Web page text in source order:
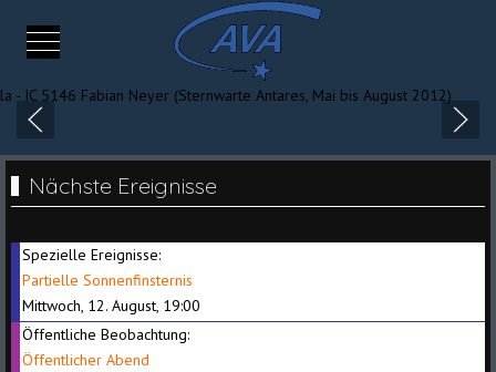
Mobile Menu Toggle
Nächste Ereignisse
Spezielle Ereignisse:
Partielle Sonnenfinsternis
Mittwoch, 12. August, 19:00
Öffentliche Beobachtung:
Öffentlicher Abend